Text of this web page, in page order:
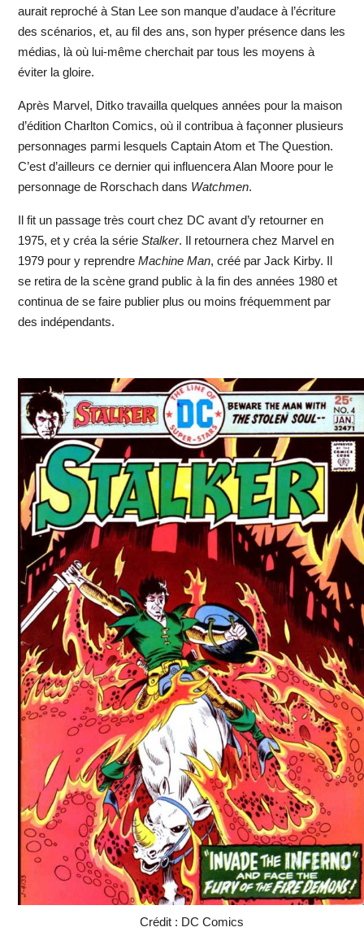
aurait reproché à Stan Lee son manque d’audace à l’écriture
des scénarios, et, au fil des ans, son hyper présence dans les
médias, là où lui-même cherchait par tous les moyens à
éviter la gloire.
Après Marvel, Ditko travailla quelques années pour la maison
d’édition Charlton Comics, où il contribua à façonner plusieurs
personnages parmi lesquels Captain Atom et The Question.
C’est d’ailleurs ce dernier qui influencera Alan Moore pour le
personnage de Rorschach dans Watchmen.
Il fit un passage très court chez DC avant d’y retourner en
1975, et y créa la série Stalker. Il retournera chez Marvel en
1979 pour y reprendre Machine Man, créé par Jack Kirby. Il
se retira de la scène grand public à la fin des années 1980 et
continua de se faire publier plus ou moins fréquemment par
des indépendants.
Crédit : DC Comics